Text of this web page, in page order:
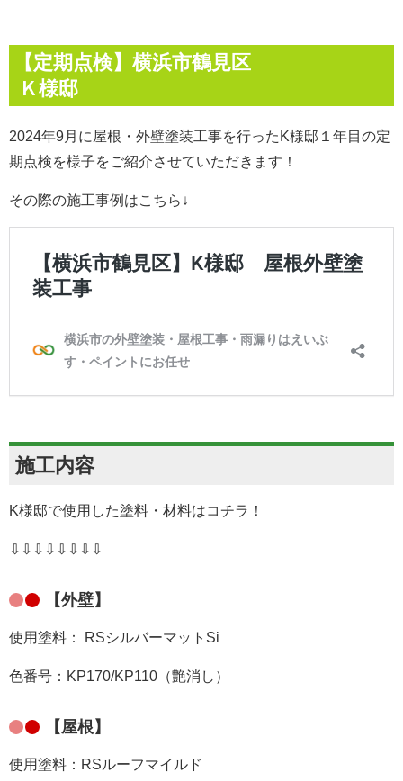
【定期点検】横浜市鶴見区
Ｋ様邸
2024年9月に屋根・外壁塗装工事を行ったK様邸１年目の定
期点検を様子をご紹介させていただきます！
その際の施工事例はこちら↓
施工内容
K様邸で使用した塗料・材料はコチラ！
⇩⇩⇩⇩⇩⇩⇩⇩
【外壁】
使用塗料： RSシルバーマットSi
色番号：KP170/KP110（艶消し）
【屋根】
使用塗料：RSルーフマイルド